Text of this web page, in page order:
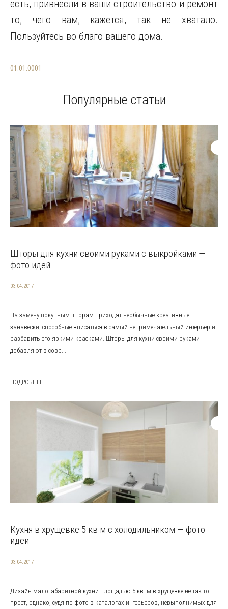
есть, привнесли в ваши строительство и ремонт
то, чего вам, кажется, так не хватало.
Пользуйтесь во благо вашего дома.
01.01.0001
Популярные статьи
Шторы для кухни своими руками с выкройками —
фото идей
03.04.2017
На замену покупным шторам приходят необычные креативные
занавески, способные вписаться в самый непримечательный интерьер и
разбавить его яркими красками. Шторы для кухни своими руками
добавляют в совр...
ПОДРОБНЕЕ
Кухня в хрущевке 5 кв м с холодильником — фото
идеи
03.04.2017
Дизайн малогабаритной кухни площадью 5 кв. м в хрущёвке не так-то
прост, однако, судя по фото в каталогах интерьеров, невыполнимых для